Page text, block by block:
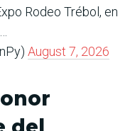
Rodeo Trébol, en
August 7, 2026